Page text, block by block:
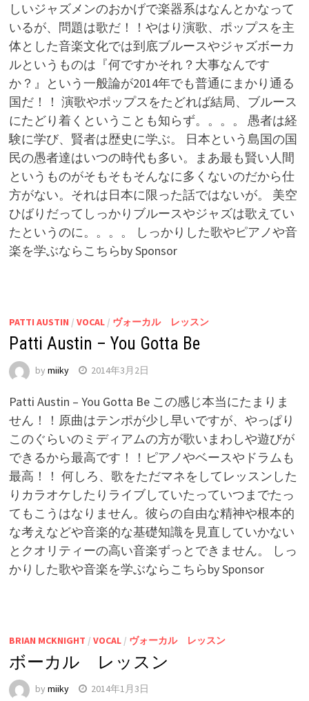
しいジャズメンのおかげで楽器系はなんとかなって
いるが、問題は歌だ！！やはり演歌、ポップスを主
体とした音楽文化では到底ブルースやジャズボーカ
ルというものは『何ですかそれ？大事なんです
か？』という一般論が2014年でも普通にまかり通る
国だ！！ 演歌やポップスをたどれば結局、ブルース
にたどり着くということも知らず。。。。 愚者は経
験に学び、賢者は歴史に学ぶ。 日本という島国の国
民の愚者達はいつの時代も多い。まあ最も賢い人間
というものがそもそもそんなに多くないのだから仕
方がない。それは日本に限った話ではないが。 美空
ひばりだってしっかりブルースやジャズは歌えてい
たというのに。。。。 しっかりした歌やピアノや音
楽を学ぶならこちらby Sponsor
PATTI AUSTIN / VOCAL/ ヴォーカル レッスン
Patti Austin – You Gotta Be
by miiky 2014年3月2日
Patti Austin – You Gotta Be この感じ本当にたまりま
せん！！原曲はテンポが少し早いですが、やっぱり
このぐらいのミディアムの方が歌いまわしや遊びが
できるから最高です！！ピアノやベースやドラムも
最高！！ 何しろ、歌をただマネをしてレッスンした
りカラオケしたりライブしていたっていつまでたっ
てもこうはなりません。彼らの自由な精神や根本的
な考えなどや音楽的な基礎知識を見直していかない
とクオリティーの高い音楽ずっとできません。 しっ
かりした歌や音楽を学ぶならこちらby Sponsor
BRIAN MCKNIGHT / VOCAL/ ヴォーカル レッスン
ボーカル レッスン
by miiky 2014年1月3日